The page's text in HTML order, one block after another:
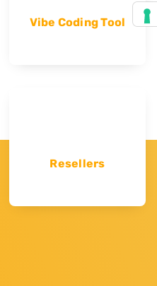
Vibe Coding Tool
Resellers